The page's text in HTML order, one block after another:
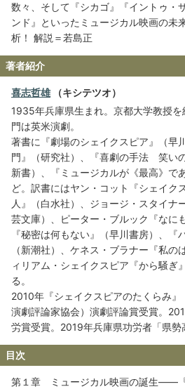
数々、そして『シカゴ』『イントゥ・
ンド』といったミュージカル映画の未
析！ 解説＝若島正
著者紹介
喜志哲雄（キシテツオ）
1935年兵庫県生まれ。京都大学教授
門は英米演劇。
著書に『劇場のシェイクスピア』（早
門』（研究社）、『喜劇の手法 笑い
新書）、『ミュージカルが《最高》で
ど。訳書にはヤン・コット『シェイク
人』（白水社）、ジョージ・スタイナ
芸文庫）、ピーター・ブルック『なに
『秘密は何もない』（早川書房）、『
（新潮社）、ケネス・ブラナー『私の
ィリアム・シェイクスピア『から騒ぎ
る。
2010年『シェイクスピアのたくらみ
演劇評論家協会）演劇評論賞受賞。
労賞受賞。2019年兵庫県功労者「県勢
目次
第１章 ミュージカル映画の誕生――『